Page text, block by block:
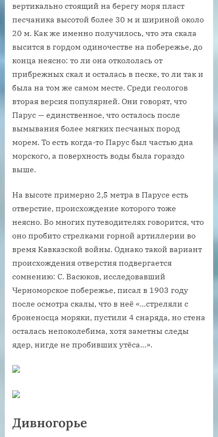
вертикально стоящий на берегу моря пласт
песчаника высотой более 30 м и шириной около
20 м. Как же именно получилось, что эта скала
высится в гордом одиночестве на побережье, до
конца неясно: то ли она откололась от
прибрежных скал и осталась в песке, то ли так и
была на том же самом месте. Среди геологов
вторая версия популярней. Они говорят, что
Парус — единственное, что осталось после
вымывания более мягких песчаных пород
морем. То есть когда-то Парус был частью дна
морского, а поверхность воды была гораздо
выше.
На высоте примерно 2,5 метра в Парусе есть
отверстие, происхождение которого тоже
неясно. Во многих путеводителях говорится, что
оно пробито стрелками горной артиллерии во
время Кавказской войны. Однако такой вариант
происхождения отверстия подвергается
сомнению: С. Васюков, исследовавший
Черноморское побережье, писал в 1903 году
после осмотра скалы, что в неё «…стреляли с
броненосца моряки, пустили 4 снаряда, но стена
осталась непоколебима, хотя заметны следы
ядер, нигде не пробивших утёса…».
Дивногорье